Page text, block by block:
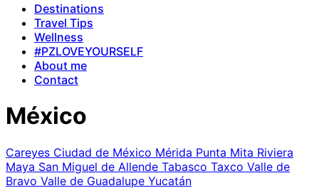
Destinations
Travel Tips
Wellness
#PZLOVEYOURSELF
About me
Contact
México
Careyes Ciudad de México Mérida Punta Mita Riviera
Maya San Miguel de Allende Tabasco Taxco Valle de
Bravo Valle de Guadalupe Yucatán